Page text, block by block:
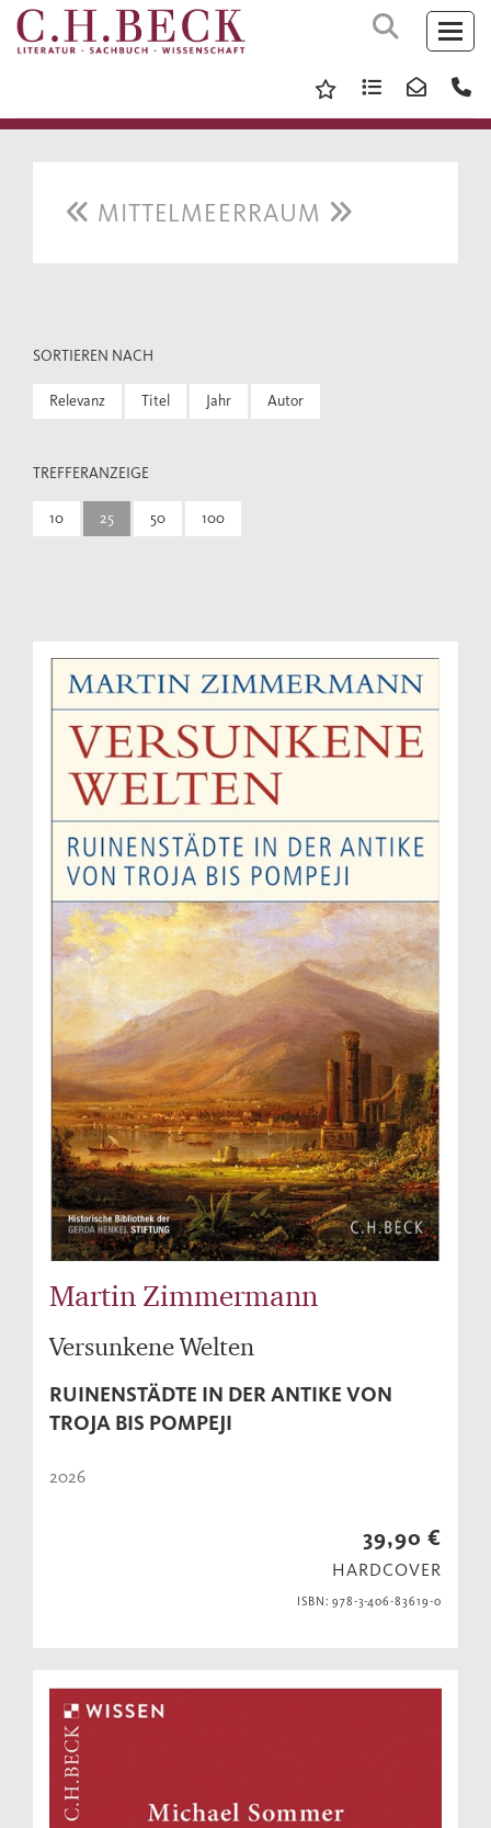
MITTELMEERRAUM
SORTIEREN NACH
Relevanz Titel Jahr Autor
TREFFERANZEIGE
10 25 50 100
Martin Zimmermann
Versunkene Welten
RUINENSTÄDTE IN DER ANTIKE VON
TROJA BIS POMPEJI
2026
39,90 €
HARDCOVER
ISBN: 978-3-406-83619-0